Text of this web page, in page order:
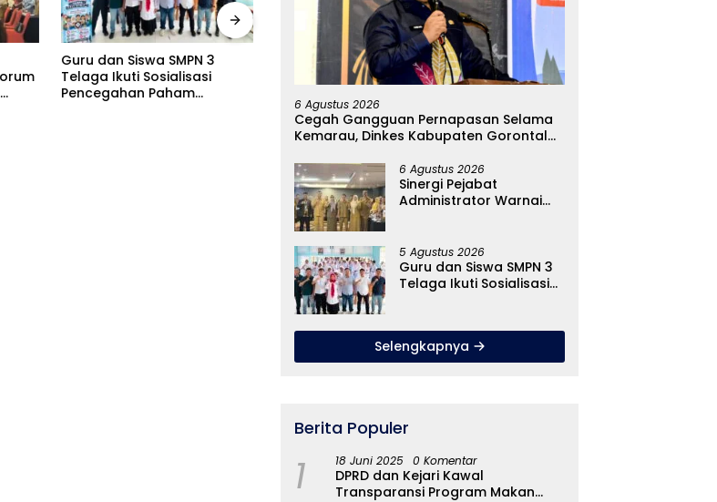
Goresan Tinta Emas Jelang
HUT RI Ke 81, Rusli Habibie
Bawa Keadilan Untuk Hajat
Benarkah Anggaran Baju
Dinas Gubernur Gorontalo
Sebenarnya
Terjang Ombak Demi Pulau
Dudepo, Rusli Habibie
6 Agustus 2026
Cegah Gangguan Pernapasan Selama
Kemarau, Dinkes Kabupaten Gorontalo
6 Agustus 2026
Sinergi Pejabat
Administrator Warnai
Gorontalo Perkuat
Sistem Pelayanan
5 Agustus 2026
Guru dan Siswa SMPN 3
Telaga Ikuti Sosialisasi
True Crime
Selengkapnya
Berita Populer
1 18 Juni 2025 0 Komentar
DPRD dan Kejari Kawal
Transparansi Program Makan